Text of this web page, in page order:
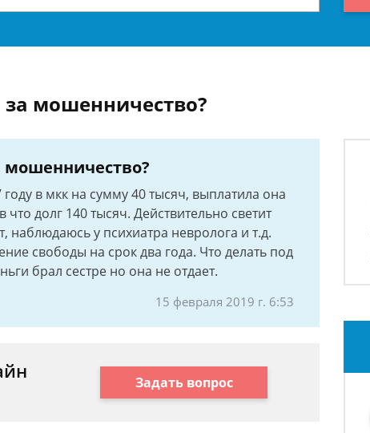
за мошенничество?
мошенничество?
в мкк на сумму 40 тысяч, выплатила она
долг 140 тысяч. Действительно светит
наблюдаюсь у психиатра невролога и т.д.
свободы на срок два года. Что делать под
брал сестре но она не отдает.
15 февраля 2019 г. 6:53
Задать вопрос